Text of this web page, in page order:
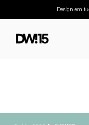
Design em